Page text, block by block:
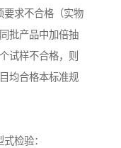
要求不合格（实物
批产品中加倍抽
试样不合格，则
均合格本标准规
检验：